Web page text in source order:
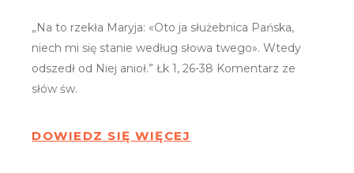
„Na to rzekła Maryja: «Oto ja służebnica Pańska,
niech mi się stanie według słowa twego». Wtedy
odszedł od Niej anioł.” Łk 1, 26-38 Komentarz ze
słów św.
DOWIEDZ SIĘ WIĘCEJ